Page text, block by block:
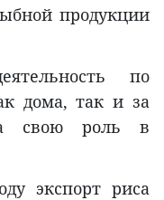
продукции
по
дома, так и за
свою роль в
экспорт риса